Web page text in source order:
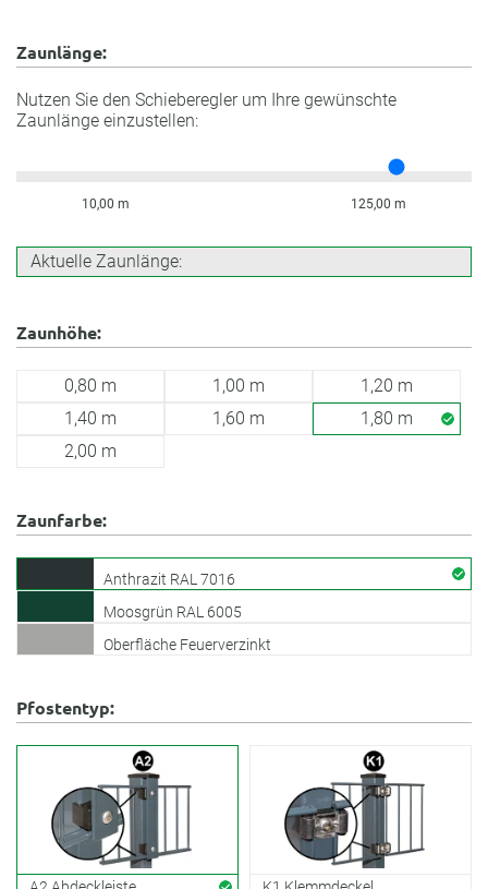
Zaunlänge:
Nutzen Sie den Schieberegler um Ihre gewünschte
Zaunlänge einzustellen:
Aktuelle Zaunlänge:
10,00 m 125,00 m
Zaunhöhe:
0,80 m 1,00 m
1,20 m
1,40 m
1,60 m
1,80 m
2,00 m
Zaunfarbe:
Anthrazit RAL 7016
Moosgrün RAL 6005
Oberfläche Feuerverzinkt
Pfostentyp: